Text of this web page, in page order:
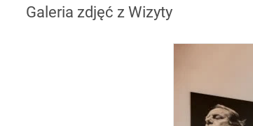
Galeria zdjęć z Wizyty